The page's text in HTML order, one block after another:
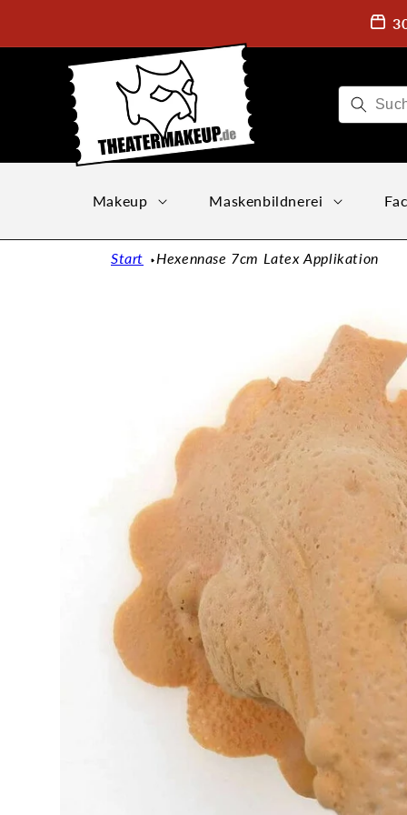
Makeup Maskenbildnerei
Start Hexennase 7cm Latex Applikation